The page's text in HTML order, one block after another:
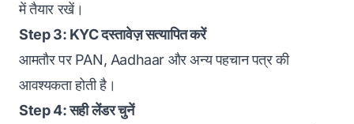
में तैयार रखें।
Step 3: KYC दस्तावेज़ सत्यापित करें
आमतौर पर PAN, Aadhaar और अन्य पहचान पत्र की
आवश्यकता होती है।
Step 4: सही लेंडर चुनें